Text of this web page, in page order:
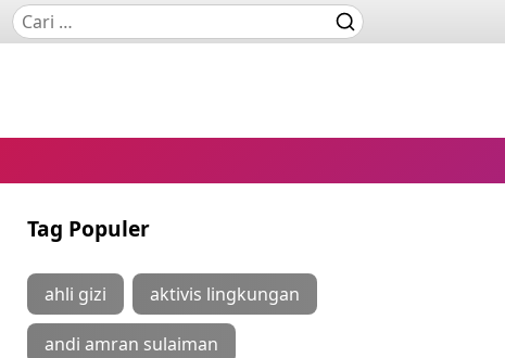
Tag Populer
ahli gizi aktivis lingkungan
andi amran sulaiman